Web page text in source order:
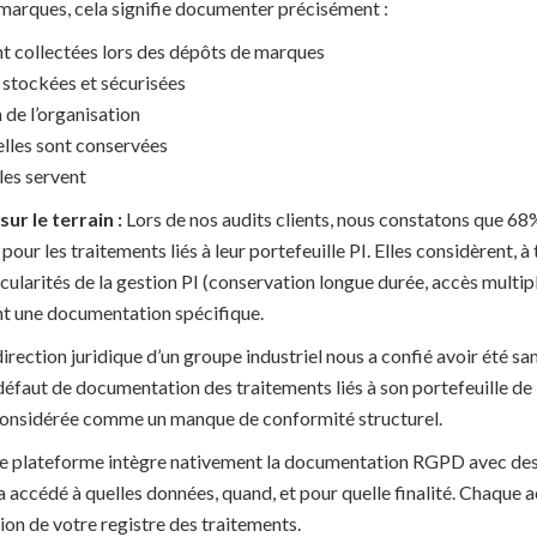
cela signifie documenter précisément :
collectées lors des dépôts de marques
et sécurisées
de l’organisation
sont conservées
servent
le terrain : Lors de nos audits clients, nous constatons que
les traitements liés à leur portefeuille PI. Elles considèrent,
de la gestion PI (conservation longue durée, accès
une documentation spécifique.
juridique d’un groupe industriel nous a confié avoir été
de documentation des traitements liés à son portefeuille de
comme un manque de conformité structurel.
plateforme intègre nativement la documentation RGPD avec
à quelles données, quand, et pour quelle finalité. Chaque
de votre registre des traitements.